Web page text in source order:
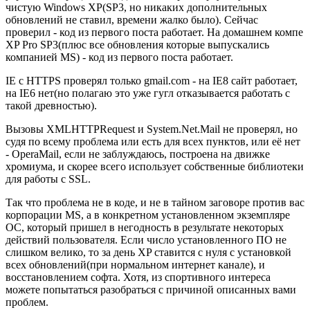
чистую Windows XP(SP3, но никаких дополнительных
обновлений не ставил, времени жалко было). Сейчас
проверил - код из первого поста работает. На домашнем компе
XP Pro SP3(плюс все обновления которые выпускались
компанией MS) - код из первого поста работает.
IE с HTTPS проверял только gmail.com - на IE8 сайт работает,
на IE6 нет(но полагаю это уже гугл отказывается работать с
такой древностью).
Вызовы XMLHTTPRequest и System.Net.Mail не проверял, но
судя по всему проблема или есть для всех пунктов, или её нет
- OperaMail, если не заблуждаюсь, построена на движке
хромиума, и скорее всего использует собственные библиотеки
для работы с SSL.
Так что проблема не в коде, и не в тайном заговоре против вас
корпорации MS, а в конкретном установленном экземпляре
ОС, который пришел в негодность в результате некоторых
действий пользователя. Если число установленного ПО не
слишком велико, то за день XP ставится с нуля с установкой
всех обновлений(при нормальном интернет канале), и
восстановлением софта. Хотя, из спортивного интереса
можете попытаться разобраться с причиной описанных вами
проблем.